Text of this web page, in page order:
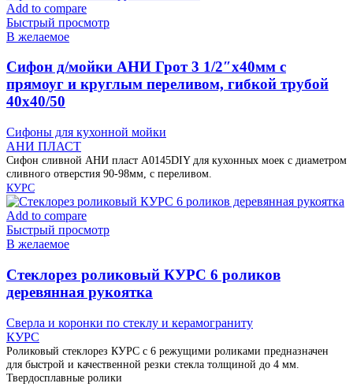
Add to compare
Быстрый просмотр
В желаемое
Cифон д/мойки АНИ Грот 3 1/2″х40мм с
прямоуг и круглым переливом, гибкой трубой
40х40/50
Сифоны для кухонной мойки
АНИ ПЛАСТ
Сифон сливной АНИ пласт A0145DIY для кухонных моек с диаметром
сливного отверстия 90-98мм, с переливом.
КУРС
Add to compare
Быстрый просмотр
В желаемое
Cтеклорез роликовый КУРС 6 роликов
деревянная рукоятка
Сверла и коронки по стеклу и керамограниту
КУРС
Роликовый стеклорез КУРС с 6 режущими роликами предназначен
для быстрой и качественной резки стекла толщиной до 4 мм.
Твердосплавные ролики